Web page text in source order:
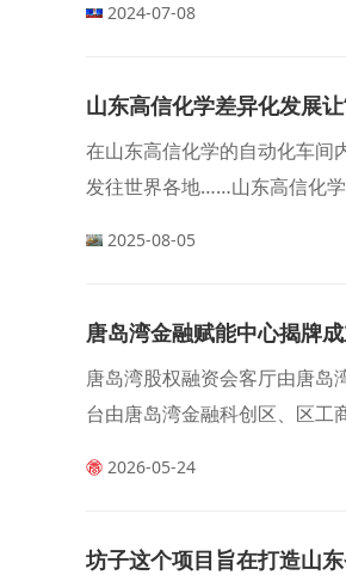
2024-07-08
山东高信化学差异化发展
在山东高信化学的自动化车间
发往世界各地……山东高信化
2025-08-05
唐岛湾金融赋能中心揭牌
唐岛湾股权融资会客厅由唐岛
台由唐岛湾金融科创区、区工
2026-05-24
坊子这个项目旨在打造山